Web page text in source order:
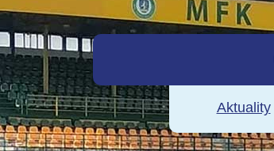
Aktuality